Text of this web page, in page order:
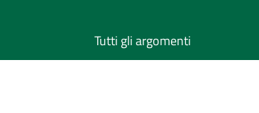
Tutti gli argomenti